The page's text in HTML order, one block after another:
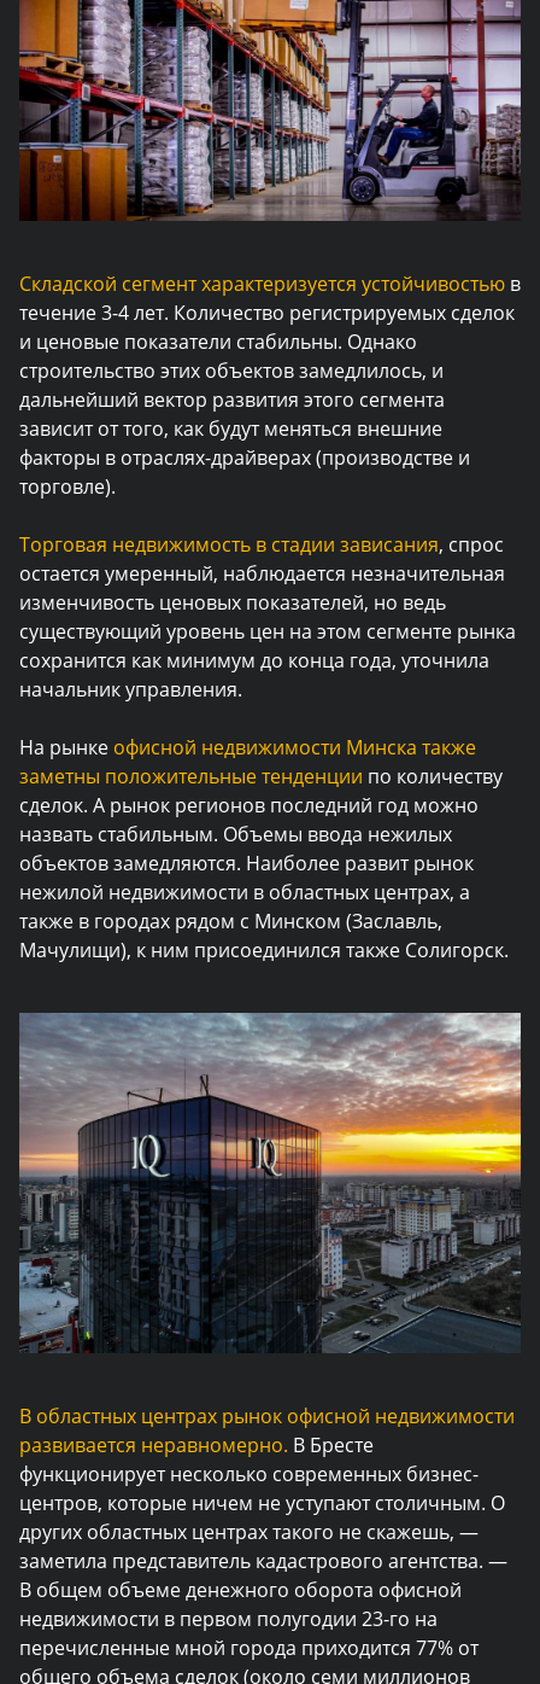
Складской сегмент характеризуется устойчивостью в
течение 3-4 лет. Количество регистрируемых сделок
и ценовые показатели стабильны. Однако
строительство этих объектов замедлилось, и
дальнейший вектор развития этого сегмента
зависит от того, как будут меняться внешние
факторы в отраслях-драйверах (производстве и
торговле).
Торговая недвижимость в стадии зависания, спрос
остается умеренный, наблюдается незначительная
изменчивость ценовых показателей, но ведь
существующий уровень цен на этом сегменте рынка
сохранится как минимум до конца года, уточнила
начальник управления.
На рынке офисной недвижимости Минска также
заметны положительные тенденции по количеству
сделок. А рынок регионов последний год можно
назвать стабильным. Объемы ввода нежилых
объектов замедляются. Наиболее развит рынок
нежилой недвижимости в областных центрах, а
также в городах рядом с Минском (Заславль,
Мачулищи), к ним присоединился также Солигорск.
В областных центрах рынок офисной недвижимости
развивается неравномерно. В Бресте
функционирует несколько современных бизнес-
центров, которые ничем не уступают столичным. О
других областных центрах такого не скажешь, —
заметила представитель кадастрового агентства. —
В общем объеме денежного оборота офисной
недвижимости в первом полугодии 23-го на
перечисленные мной города приходится 77% от
общего объема сделок (около семи миллионов